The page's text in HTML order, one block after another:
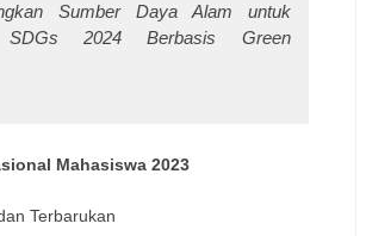
Sumber Daya Alam untuk
SDGs 2024 Berbasis Green
Mahasiswa 2023
Terbarukan